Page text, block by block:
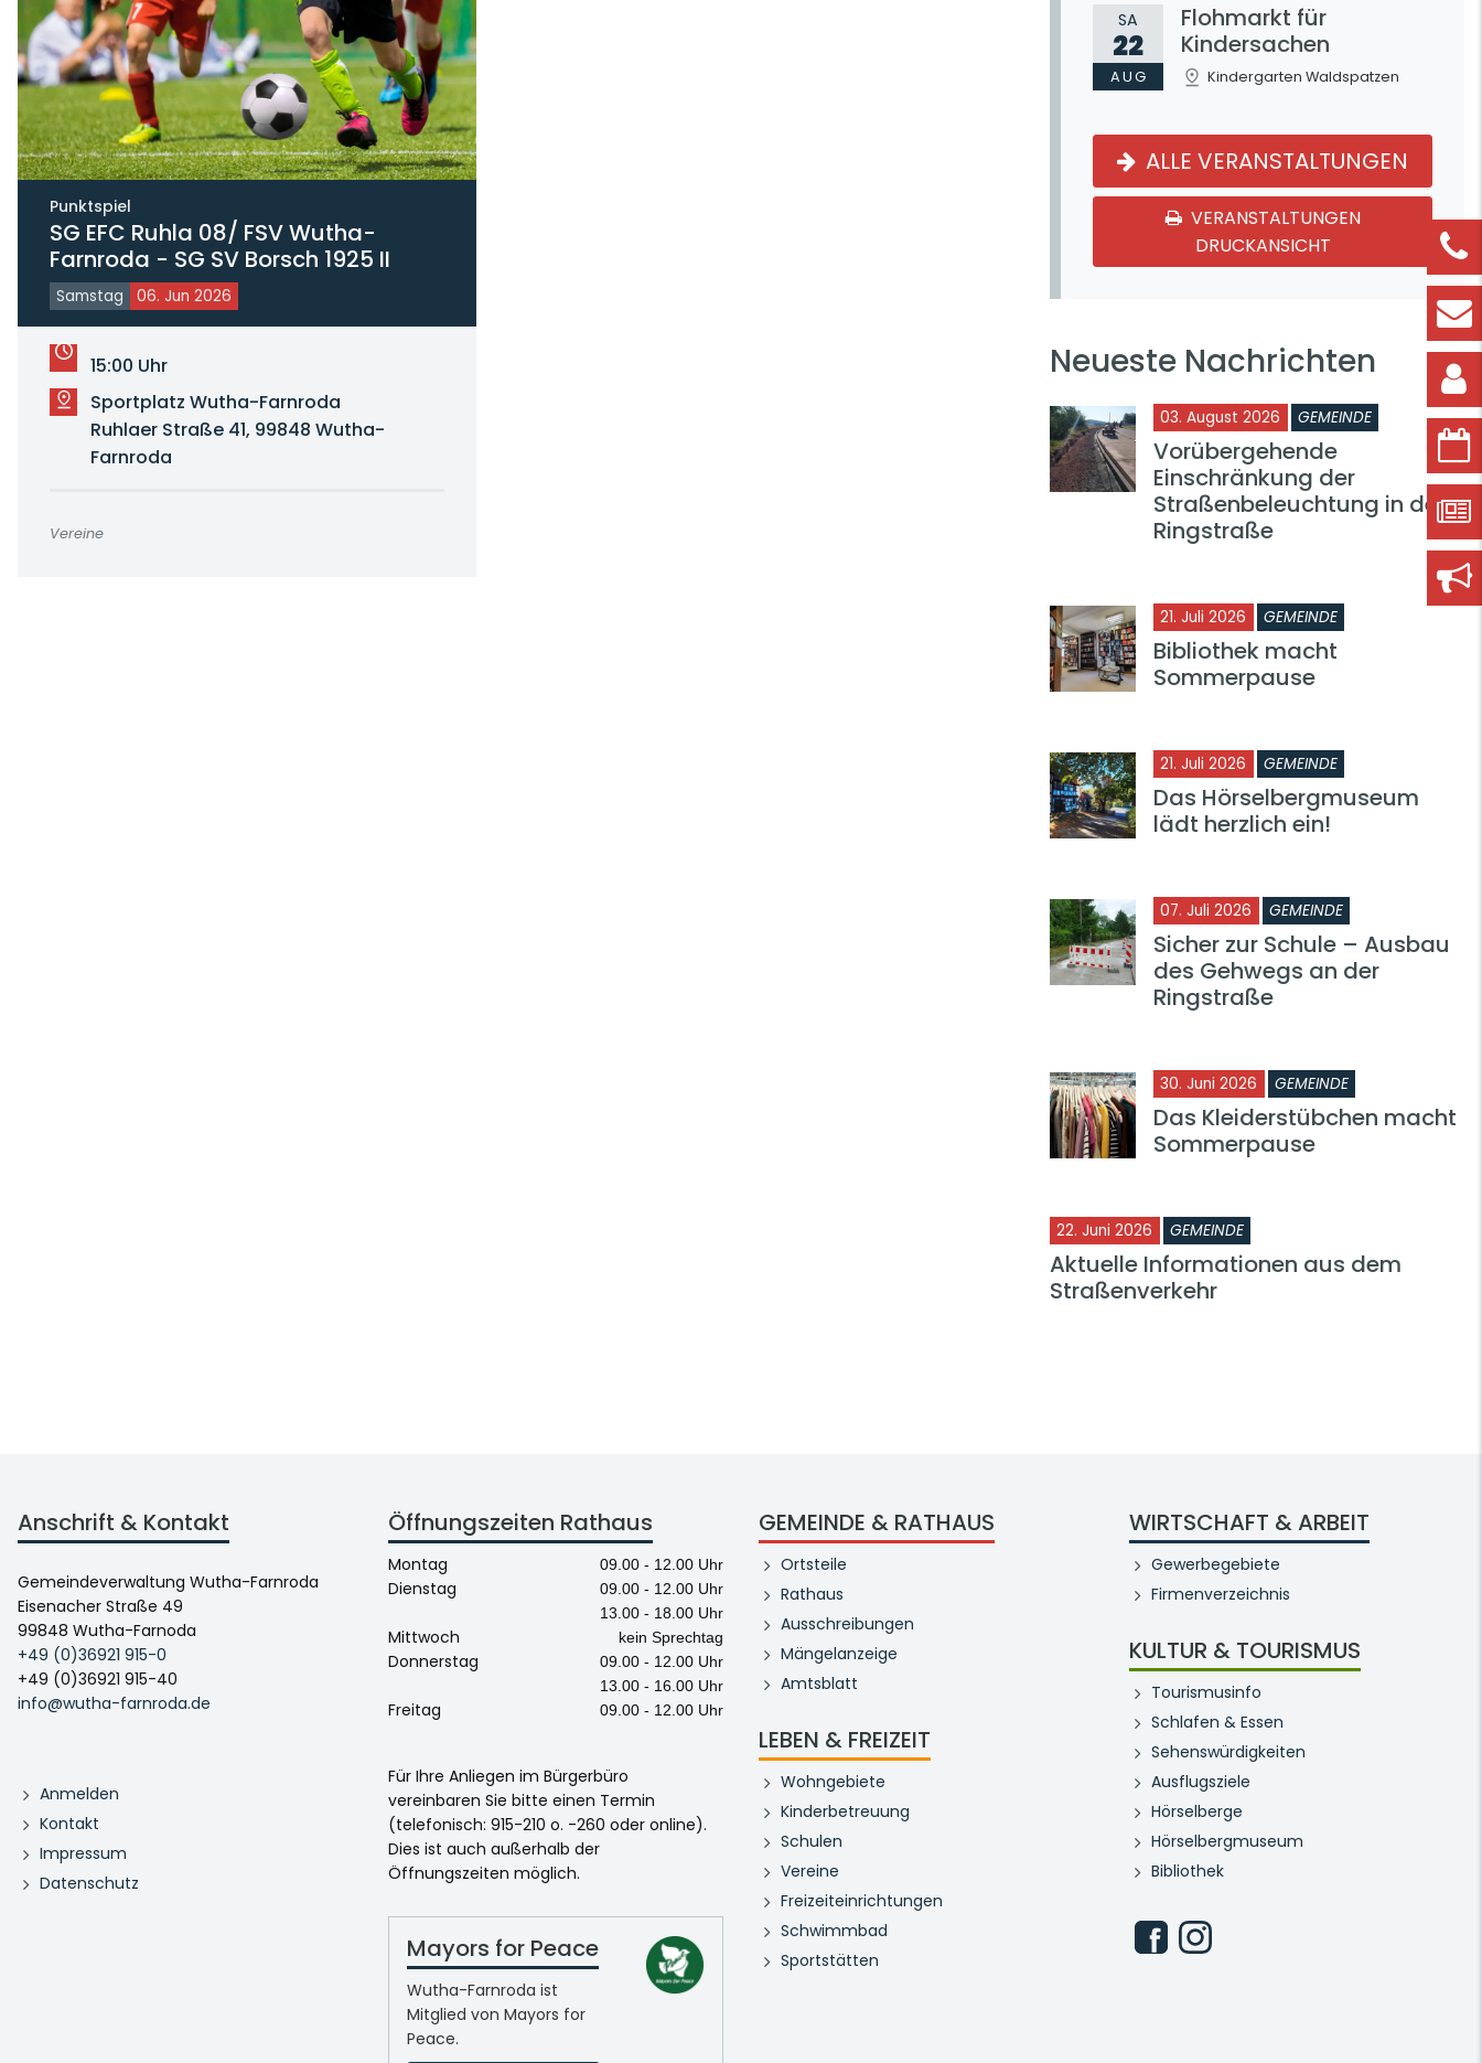
Punktspiel
SG EFC Ruhla 08/ FSV Wutha-
Farnroda - SG SV Borsch 1925 II
Samstag 06. Jun 2026
15:00 Uhr
Sportplatz Wutha-Farnroda
Ruhlaer Straße 41, 99848 Wutha-
Farnroda
Vereine
SA
22
AUG
Flohmarkt für
Kindersachen
Kindergarten Waldspatzen
ALLE VERANSTALTUNGEN
VERANSTALTUNGEN
DRUCKANSICHT
Neueste Nachrichten
03. August 2026 GEMEINDE
Vorübergehende
Einschränkung der
Straßenbeleuchtung in der
Ringstraße
21. Juli 2026 GEMEINDE
Bibliothek macht
Sommerpause
21. Juli 2026 GEMEINDE
Das Hörselbergmuseum
lädt herzlich ein!
07. Juli 2026 GEMEINDE
Sicher zur Schule – Ausbau
des Gehwegs an der
Ringstraße
30. Juni 2026 GEMEINDE
Das Kleiderstübchen macht
Sommerpause
22. Juni 2026 GEMEINDE
Aktuelle Informationen aus dem
Straßenverkehr
Anschrift & Kontakt
Gemeindeverwaltung Wutha-Farnroda
Eisenacher Straße 49
99848 Wutha-Farnoda
+49 (0)36921 915-0
+49 (0)36921 915-40
info@wutha-farnroda.de
Anmelden
Kontakt
Impressum
Datenschutz
Öffnungszeiten Rathaus
Montag 09.00 - 12.00 Uhr
Dienstag
09.00 - 12.00 Uhr
13.00 - 18.00 Uhr
Mittwoch kein Sprechtag
Donnerstag
09.00 - 12.00 Uhr
13.00 - 16.00 Uhr
Freitag 09.00 - 12.00 Uhr
Für Ihre Anliegen im Bürgerbüro
vereinbaren Sie bitte einen Termin
(telefonisch: 915-210 o. -260 oder online).
Dies ist auch außerhalb der
Öffnungszeiten möglich.
Mayors for Peace
Wutha-Farnroda ist
Mitglied von Mayors for
Peace.
GEMEINDE & RATHAUS
Ortsteile
Rathaus
Ausschreibungen
Mängelanzeige
Amtsblatt
LEBEN & FREIZEIT
Wohngebiete
Kinderbetreuung
Schulen
Vereine
Freizeiteinrichtungen
Schwimmbad
Sportstätten
WIRTSCHAFT & ARBEIT
Gewerbegebiete
Firmenverzeichnis
KULTUR & TOURISMUS
Tourismusinfo
Schlafen & Essen
Sehenswürdigkeiten
Ausflugsziele
Hörselberge
Hörselbergmuseum
Bibliothek